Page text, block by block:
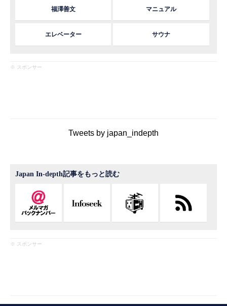
福澤善文 マニュアル
エレベーター サウナ
※ スポンサー
Tweets by japan_indepth
Japan In-depth記事をもっと読む
※ スポンサー